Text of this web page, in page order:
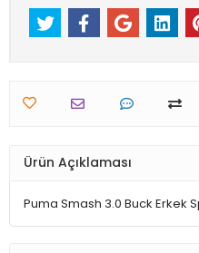
Ürün Açıklaması
Puma Smash 3.0 Buck Erkek